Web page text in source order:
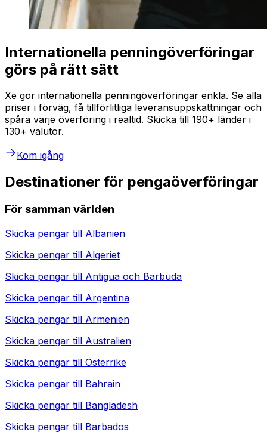
Internationella penningöverföringar
görs på rätt sätt
Xe gör internationella penningöverföringar enkla. Se alla
priser i förväg, få tillförlitliga leveransuppskattningar och
spåra varje överföring i realtid. Skicka till 190+ länder i
130+ valutor.
Kom igång
Destinationer för pengaöverföringar
För samman världen
Skicka pengar till Albanien
Skicka pengar till Algeriet
Skicka pengar till Antigua och Barbuda
Skicka pengar till Argentina
Skicka pengar till Armenien
Skicka pengar till Australien
Skicka pengar till Österrike
Skicka pengar till Bahrain
Skicka pengar till Bangladesh
Skicka pengar till Barbados